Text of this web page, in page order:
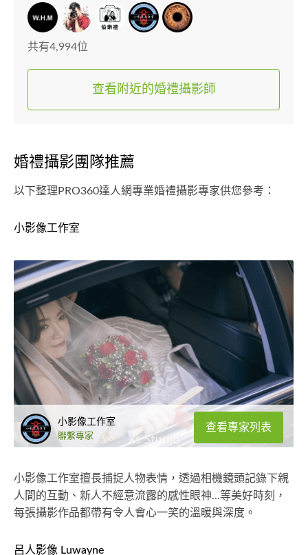
共有4,994位
查看附近的婚禮攝影師
婚禮攝影團隊推薦
以下整理PRO360達人網專業婚禮攝影專家供您參考：
小影像工作室
小影像工作室
聯繫專家
查看專家列表
小影像工作室擅長捕捉人物表情，透過相機鏡頭記錄下親
人間的互動、新人不經意流露的感性眼神...等美好時刻，
每張攝影作品都帶有令人會心一笑的溫暖與深度。
呂人影像 Luwayne